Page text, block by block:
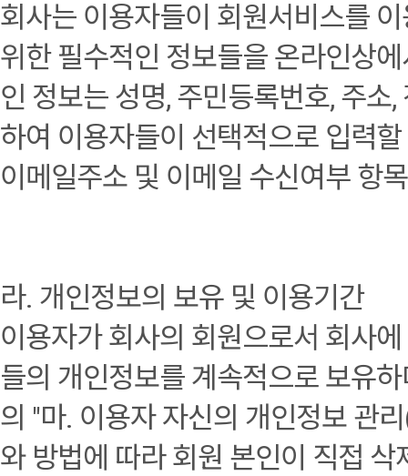
회사는 이용자들이 회원서비스를
위한 필수적인 정보들을 온라인상
인 정보는 성명, 주민등록번호, 주
하여 이용자들이 선택적으로 입력
이메일주소 및 이메일 수신여부 항
라. 개인정보의 보유 및 이용기간
이용자가 회사의 회원으로서 회사
들의 개인정보를 계속적으로 보유
의 "마. 이용자 자신의 개인정보 관
와 방법에 따라 회원 본인이 직접